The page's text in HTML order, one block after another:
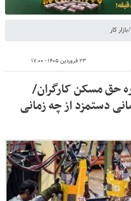
بازار کار
۲۳ فروردین ۱۴۰۵ - ۱۷:۰۰
حق مسکن کارگران/
تومانی دستمزد از چه زمانی